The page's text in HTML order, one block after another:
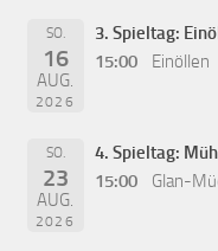
SO.
16
AUG.
2026
3. Spieltag:
15:00
Einöllen
SO.
23
AUG.
2026
4. Spieltag:
15:00
Glan-